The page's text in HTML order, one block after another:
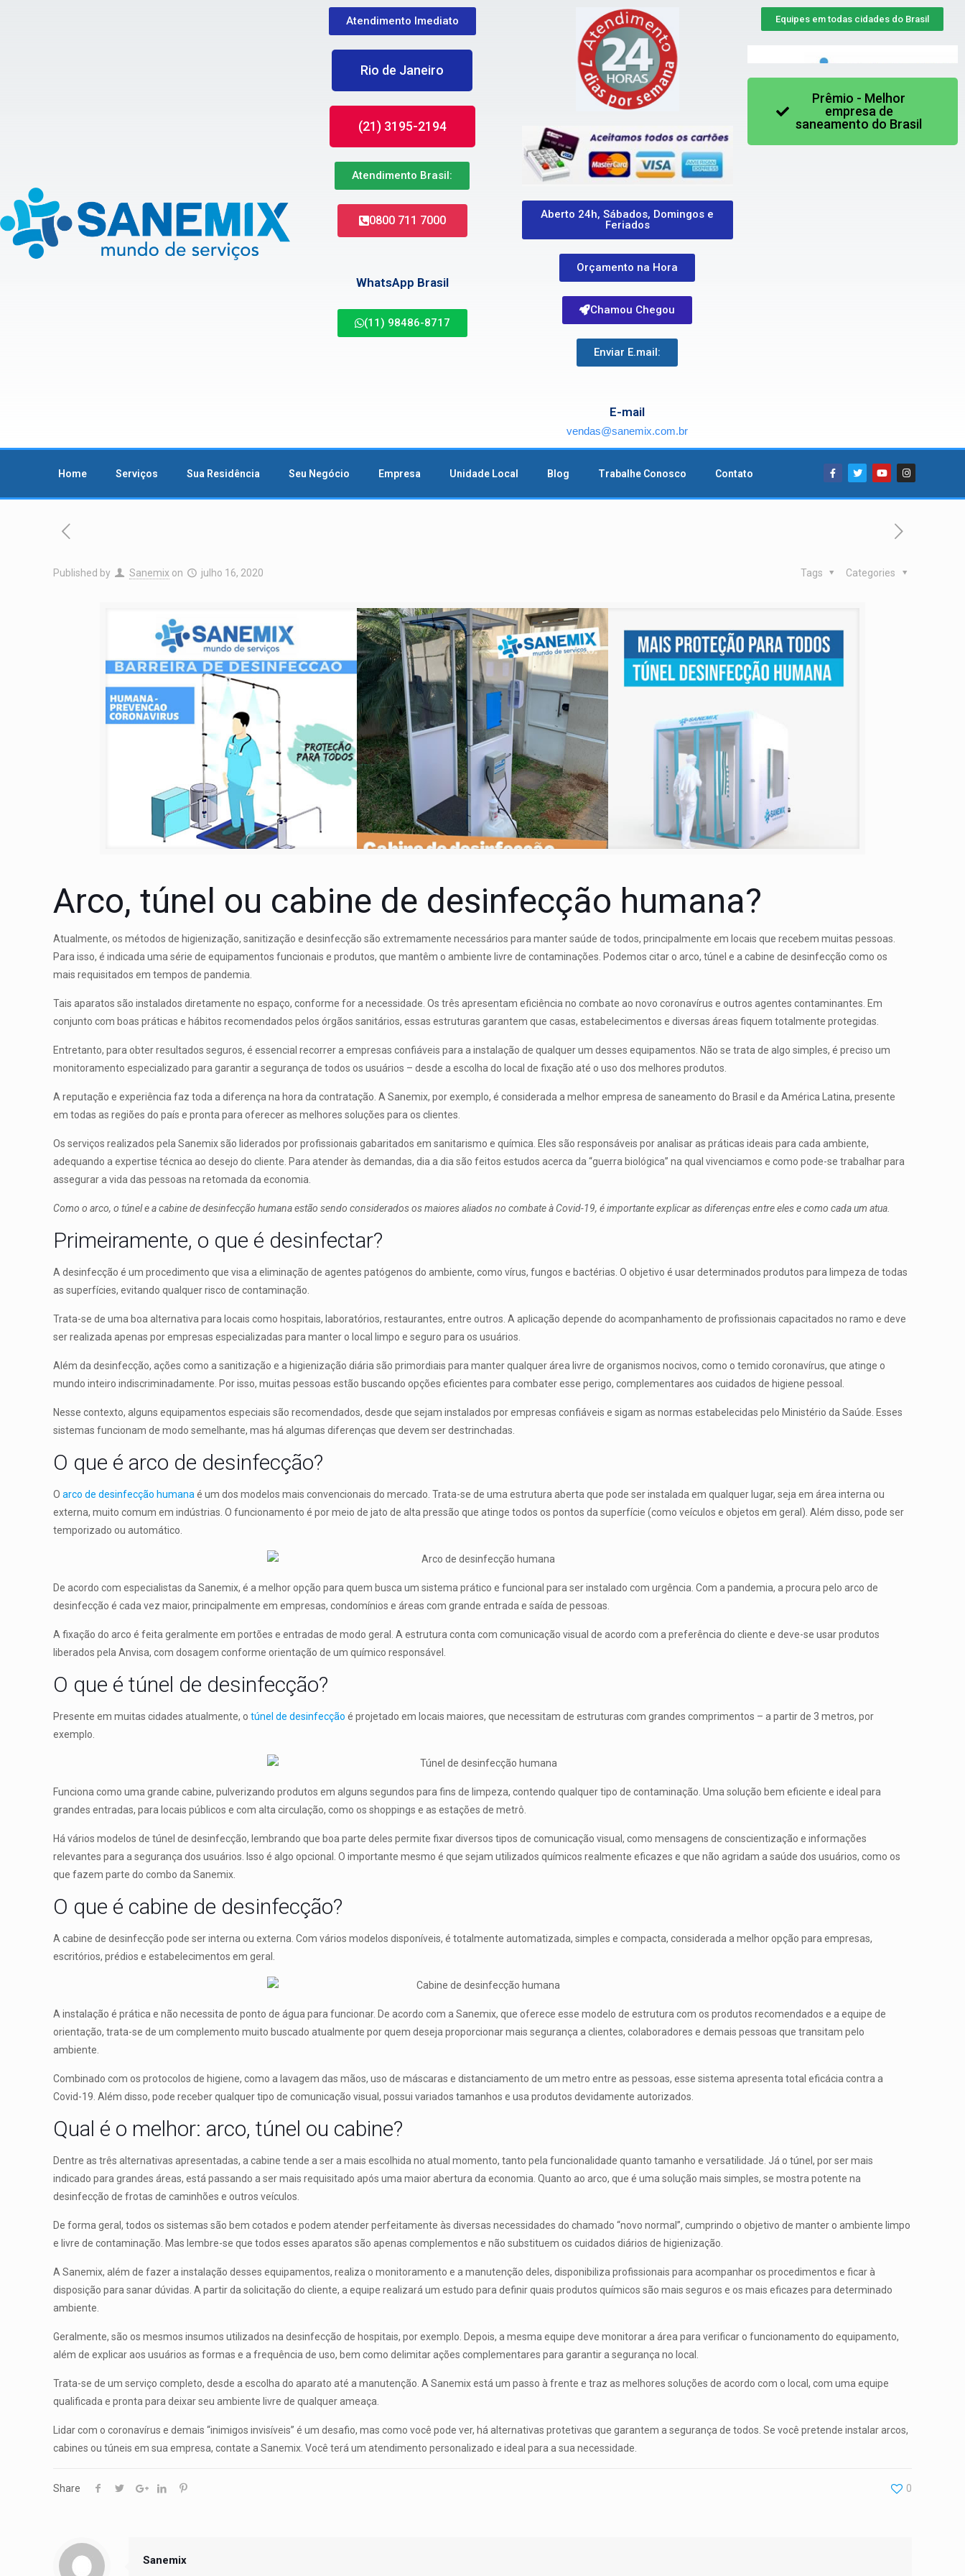
Atendimento Imediato
Rio de Janeiro
(21) 3195-2194
Atendimento Brasil:
0800 711 7000
WhatsApp Brasil
(11) 98486-8717
Aberto 24h, Sábados, Domingos e
Feriados
Orçamento na Hora
Chamou Chegou
Enviar E.mail:
E-mail
vendas@sanemix.com.br
Equipes em todas cidades do Brasil
Prêmio - Melhor
empresa de
saneamento do Brasil
Home Serviços Sua Residência Seu Negócio Empresa Unidade Local Blog Trabalhe Conosco Contato
Published by Sanemix on julho 16, 2020 Categories
Tags
Arco, túnel ou cabine de desinfecção humana?
Atualmente, os métodos de higienização, sanitização e desinfecção são extremamente necessários para manter saúde de todos, principalmente em locais que recebem muitas pessoas.
Para isso, é indicada uma série de equipamentos funcionais e produtos, que mantêm o ambiente livre de contaminações. Podemos citar o arco, túnel e a cabine de desinfecção como os
mais requisitados em tempos de pandemia.
Tais aparatos são instalados diretamente no espaço, conforme for a necessidade. Os três apresentam eficiência no combate ao novo coronavírus e outros agentes contaminantes. Em
conjunto com boas práticas e hábitos recomendados pelos órgãos sanitários, essas estruturas garantem que casas, estabelecimentos e diversas áreas fiquem totalmente protegidas.
Entretanto, para obter resultados seguros, é essencial recorrer a empresas confiáveis para a instalação de qualquer um desses equipamentos. Não se trata de algo simples, é preciso um
monitoramento especializado para garantir a segurança de todos os usuários – desde a escolha do local de fixação até o uso dos melhores produtos.
A reputação e experiência faz toda a diferença na hora da contratação. A Sanemix, por exemplo, é considerada a melhor empresa de saneamento do Brasil e da América Latina, presente
em todas as regiões do país e pronta para oferecer as melhores soluções para os clientes.
Os serviços realizados pela Sanemix são liderados por profissionais gabaritados em sanitarismo e química. Eles são responsáveis por analisar as práticas ideais para cada ambiente,
adequando a expertise técnica ao desejo do cliente. Para atender às demandas, dia a dia são feitos estudos acerca da “guerra biológica” na qual vivenciamos e como pode-se trabalhar para
assegurar a vida das pessoas na retomada da economia.
Como o arco, o túnel e a cabine de desinfecção humana estão sendo considerados os maiores aliados no combate à Covid-19, é importante explicar as diferenças entre eles e como cada um atua.
Primeiramente, o que é desinfectar?
A desinfecção é um procedimento que visa a eliminação de agentes patógenos do ambiente, como vírus, fungos e bactérias. O objetivo é usar determinados produtos para limpeza de todas
as superfícies, evitando qualquer risco de contaminação.
Trata-se de uma boa alternativa para locais como hospitais, laboratórios, restaurantes, entre outros. A aplicação depende do acompanhamento de profissionais capacitados no ramo e deve
ser realizada apenas por empresas especializadas para manter o local limpo e seguro para os usuários.
Além da desinfecção, ações como a sanitização e a higienização diária são primordiais para manter qualquer área livre de organismos nocivos, como o temido coronavírus, que atinge o
mundo inteiro indiscriminadamente. Por isso, muitas pessoas estão buscando opções eficientes para combater esse perigo, complementares aos cuidados de higiene pessoal.
Nesse contexto, alguns equipamentos especiais são recomendados, desde que sejam instalados por empresas confiáveis e sigam as normas estabelecidas pelo Ministério da Saúde. Esses
sistemas funcionam de modo semelhante, mas há algumas diferenças que devem ser destrinchadas.
O que é arco de desinfecção?
Oarco de desinfecção humana é um dos modelos mais convencionais do mercado. Trata-se de uma estrutura aberta que pode ser instalada em qualquer lugar, seja em área interna ou
externa, muito comum em indústrias. O funcionamento é por meio de jato de alta pressão que atinge todos os pontos da superfície (como veículos e objetos em geral). Além disso, pode ser
temporizado ou automático.
De acordo com especialistas da Sanemix, é a melhor opção para quem busca um sistema prático e funcional para ser instalado com urgência. Com a pandemia, a procura pelo arco de
desinfecção é cada vez maior, principalmente em empresas, condomínios e áreas com grande entrada e saída de pessoas.
A fixação do arco é feita geralmente em portões e entradas de modo geral. A estrutura conta com comunicação visual de acordo com a preferência do cliente e deve-se usar produtos
liberados pela Anvisa, com dosagem conforme orientação de um químico responsável.
O que é túnel de desinfecção?
Presente em muitas cidades atualmente, otúnel de desinfecção é projetado em locais maiores, que necessitam de estruturas com grandes comprimentos – a partir de 3 metros, por
exemplo.
Funciona como uma grande cabine, pulverizando produtos em alguns segundos para fins de limpeza, contendo qualquer tipo de contaminação. Uma solução bem eficiente e ideal para
grandes entradas, para locais públicos e com alta circulação, como os shoppings e as estações de metrô.
Há vários modelos de túnel de desinfecção, lembrando que boa parte deles permite fixar diversos tipos de comunicação visual, como mensagens de conscientização e informações
relevantes para a segurança dos usuários. Isso é algo opcional. O importante mesmo é que sejam utilizados químicos realmente eficazes e que não agridam a saúde dos usuários, como os
que fazem parte do combo da Sanemix.
O que é cabine de desinfecção?
A cabine de desinfecção pode ser interna ou externa. Com vários modelos disponíveis, é totalmente automatizada, simples e compacta, considerada a melhor opção para empresas,
escritórios, prédios e estabelecimentos em geral.
A instalação é prática e não necessita de ponto de água para funcionar. De acordo com a Sanemix, que oferece esse modelo de estrutura com os produtos recomendados e a equipe de
orientação, trata-se de um complemento muito buscado atualmente por quem deseja proporcionar mais segurança a clientes, colaboradores e demais pessoas que transitam pelo
ambiente.
Combinado com os protocolos de higiene, como a lavagem das mãos, uso de máscaras e distanciamento de um metro entre as pessoas, esse sistema apresenta total eficácia contra a
Covid-19. Além disso, pode receber qualquer tipo de comunicação visual, possui variados tamanhos e usa produtos devidamente autorizados.
Qual é o melhor: arco, túnel ou cabine?
Dentre as três alternativas apresentadas, a cabine tende a ser a mais escolhida no atual momento, tanto pela funcionalidade quanto tamanho e versatilidade. Já o túnel, por ser mais
indicado para grandes áreas, está passando a ser mais requisitado após uma maior abertura da economia. Quanto ao arco, que é uma solução mais simples, se mostra potente na
desinfecção de frotas de caminhões e outros veículos.
De forma geral, todos os sistemas são bem cotados e podem atender perfeitamente às diversas necessidades do chamado “novo normal”, cumprindo o objetivo de manter o ambiente limpo
e livre de contaminação. Mas lembre-se que todos esses aparatos são apenas complementos e não substituem os cuidados diários de higienização.
A Sanemix, além de fazer a instalação desses equipamentos, realiza o monitoramento e a manutenção deles, disponibiliza profissionais para acompanhar os procedimentos e ficar à
disposição para sanar dúvidas. A partir da solicitação do cliente, a equipe realizará um estudo para definir quais produtos químicos são mais seguros e os mais eficazes para determinado
ambiente.
Geralmente, são os mesmos insumos utilizados na desinfecção de hospitais, por exemplo. Depois, a mesma equipe deve monitorar a área para verificar o funcionamento do equipamento,
além de explicar aos usuários as formas e a frequência de uso, bem como delimitar ações complementares para garantir a segurança no local.
Trata-se de um serviço completo, desde a escolha do aparato até a manutenção. A Sanemix está um passo à frente e traz as melhores soluções de acordo com o local, com uma equipe
qualificada e pronta para deixar seu ambiente livre de qualquer ameaça.
Lidar com o coronavírus e demais “inimigos invisíveis” é um desafio, mas como você pode ver, há alternativas protetivas que garantem a segurança de todos. Se você pretende instalar arcos,
cabines ou túneis em sua empresa, contate a Sanemix. Você terá um atendimento personalizado e ideal para a sua necessidade.
Share 0
Sanemix